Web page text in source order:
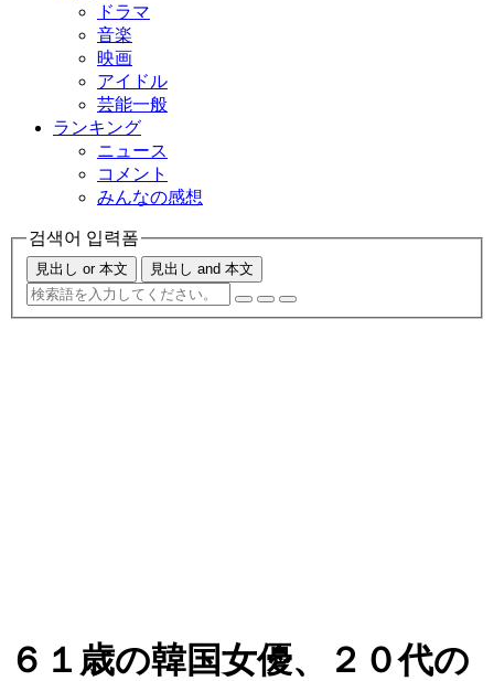
ドラマ
音楽
映画
アイドル
芸能一般
ランキング
ニュース
コメント
みんなの感想
검색어 입력폼
見出し or 本文 見出し and 本文
６１歳の韓国女優、２０代の